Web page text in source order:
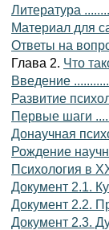
Литература
Материал для
Ответы на
Глава 2. Что
Введение
Развитие
Первые шаги
Донаучная
Рождение
Психология в
Документ 2.1.
Документ 2.2.
Документ 2.3.